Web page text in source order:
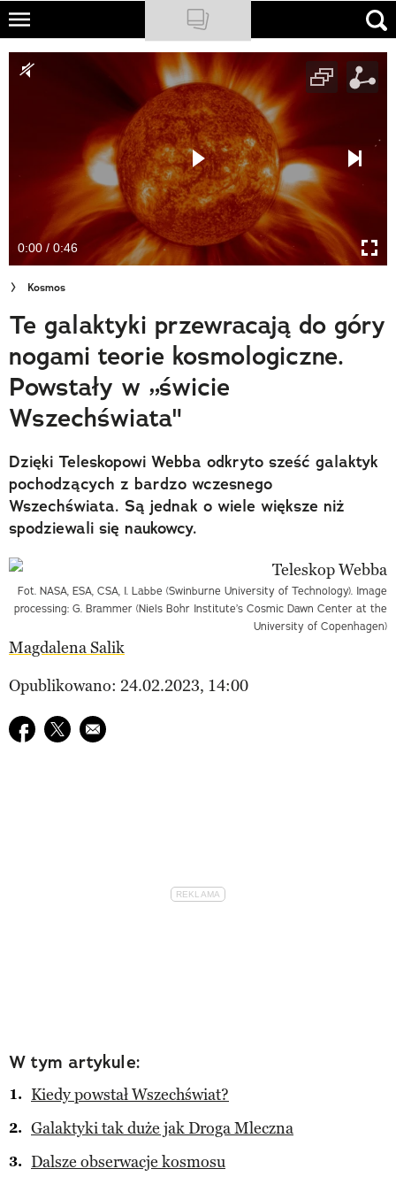
Skip
main
NATIONAL GEOGRAPHIC
Newsletter
Cuda Polski
Wielki Konkurs Fotograficzny
Trendbook Podróżniczy
Polecane
0:00 / 0:46
Kosmos
Te galaktyki przewracają do góry
nogami teorie kosmologiczne.
Powstały w „świcie
Wszechświata"
Dzięki Teleskopowi Webba odkryto sześć galaktyk
pochodzących z bardzo wczesnego
Wszechświata. Są jednak o wiele większe niż
spodziewali się naukowcy.
Fot. NASA, ESA, CSA, I. Labbe (Swinburne University of Technology). Image
processing: G. Brammer (Niels Bohr Institute’s Cosmic Dawn Center at the
University of Copenhagen)
Magdalena Salik
Opublikowano: 24.02.2023, 14:00
Udostępnij na facebook
Udostępnij na twitter
E-mail do przyjaciela
W tym artykule:
Kiedy powstał Wszechświat?
Galaktyki tak duże jak Droga Mleczna
Dalsze obserwacje kosmosu